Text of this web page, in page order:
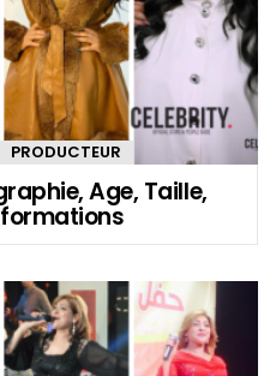
PRODUCTEUR
Age, Taille,